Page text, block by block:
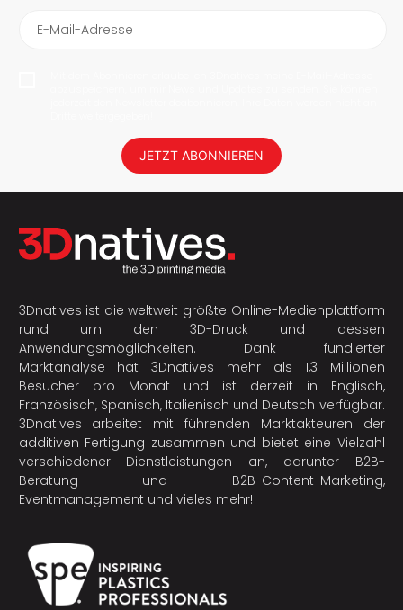
E-Mail-Adresse
JETZT ABONNIEREN
3Dnatives ist die weltweit größte Online-Medienplattform
rund um den 3D-Druck und dessen
Anwendungsmöglichkeiten. Dank fundierter
Marktanalyse hat 3Dnatives mehr als 1,3 Millionen
Besucher pro Monat und ist derzeit in Englisch,
Französisch, Spanisch, Italienisch und Deutsch verfügbar.
3Dnatives arbeitet mit führenden Marktakteuren der
additiven Fertigung zusammen und bietet eine Vielzahl
verschiedener Dienstleistungen an, darunter B2B-
Beratung und B2B-Content-Marketing,
Eventmanagement und vieles mehr!